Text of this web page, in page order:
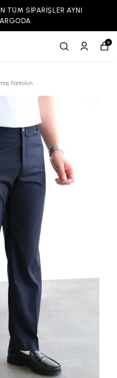
TÜM SİPARİŞLER AYNI
0
Pantolon